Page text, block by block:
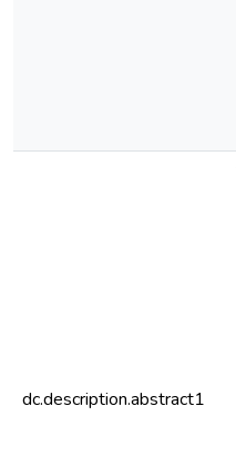
dc.description.abstract1